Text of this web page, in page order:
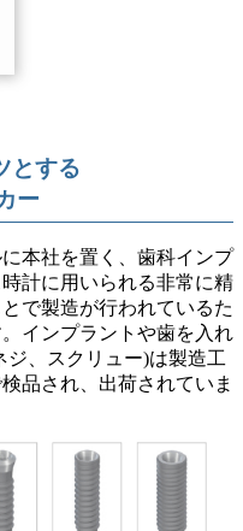
とする
ー
本社を置く、歯科インプ
計に用いられる非常に精
で製造が行われているた
インプラントや歯を入れ
ジ、スクリュー)は製造工
品され、出荷されていま